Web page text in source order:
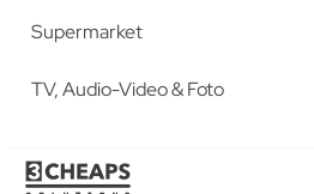
Supermarket
TV, Audio-Video & Foto